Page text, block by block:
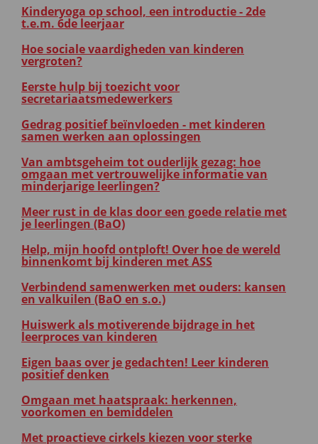
Kinderyoga op school, een introductie - 2de
t.e.m. 6de leerjaar
Hoe sociale vaardigheden van kinderen
vergroten?
Eerste hulp bij toezicht voor
secretariaatsmedewerkers
Gedrag positief beïnvloeden - met kinderen
samen werken aan oplossingen
Van ambtsgeheim tot ouderlijk gezag: hoe
omgaan met vertrouwelijke informatie van
minderjarige leerlingen?
Meer rust in de klas door een goede relatie met
je leerlingen (BaO)
Help, mijn hoofd ontploft! Over hoe de wereld
binnenkomt bij kinderen met ASS
Verbindend samenwerken met ouders: kansen
en valkuilen (BaO en s.o.)
Huiswerk als motiverende bijdrage in het
leerproces van kinderen
Eigen baas over je gedachten! Leer kinderen
positief denken
Omgaan met haatspraak: herkennen,
voorkomen en bemiddelen
Met proactieve cirkels kiezen voor sterke